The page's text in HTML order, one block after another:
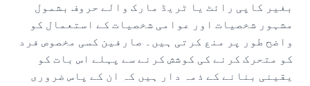
بغیر کاپی رائٹ یا ٹریڈ مارک والے حروف بشمول
مشہور شخصیات اور عوامی شخصیات کے استعمال کو
واضح طور پر منع کرتی ہیں۔ صارفین کسی مخصوص فرد
کو متحرک کرنے کی کوشش کرنے سے پہلے اس بات کو
یقینی بنانے کے ذمہ دار ہیں کہ ان کے پاس ضروری